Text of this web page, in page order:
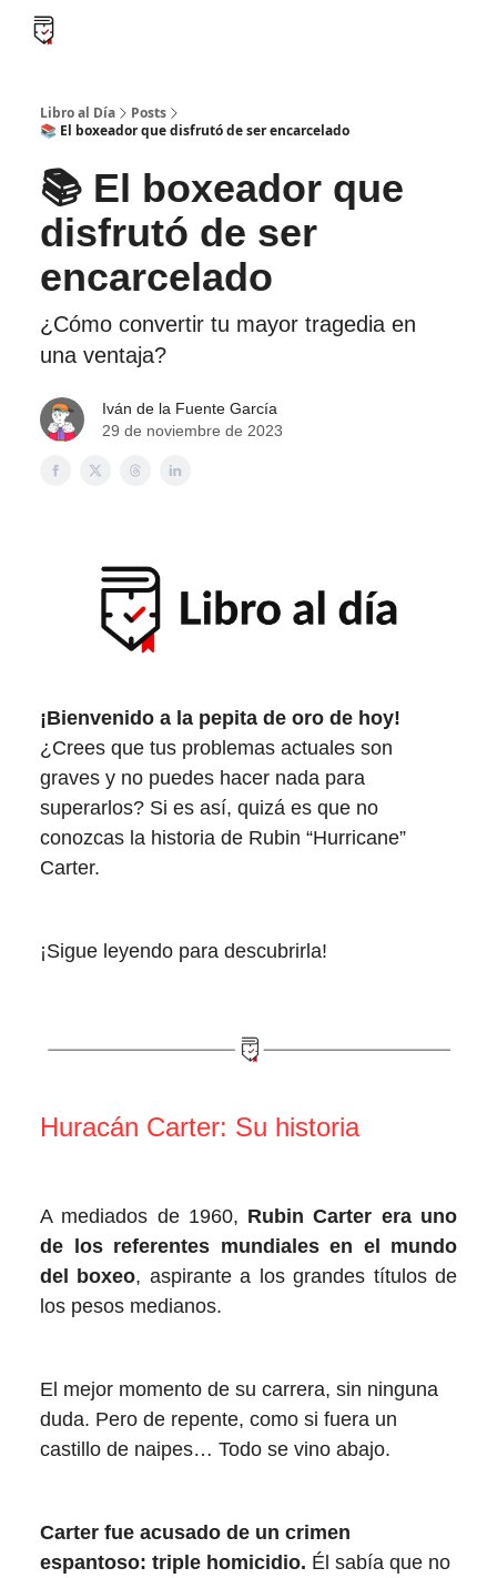
Libro al Día
Posts
📚 El boxeador que disfrutó de ser encarcelado
📚 El boxeador que
disfrutó de ser
encarcelado
¿Cómo convertir tu mayor tragedia en
una ventaja?
Iván de la Fuente García
29 de noviembre de 2023
¡Bienvenido a la pepita de oro de hoy!
¿Crees que tus problemas actuales son
graves y no puedes hacer nada para
superarlos? Si es así, quizá es que no
conozcas la historia de Rubin “Hurricane”
Carter.
¡Sigue leyendo para descubrirla!
Huracán Carter: Su historia
A mediados de 1960, Rubin Carter era uno
de los referentes mundiales en el mundo
del boxeo, aspirante a los grandes títulos de
los pesos medianos.
El mejor momento de su carrera, sin ninguna
duda. Pero de repente, como si fuera un
castillo de naipes… Todo se vino abajo.
Carter fue acusado de un crimen
espantoso: triple homicidio. Él sabía que no